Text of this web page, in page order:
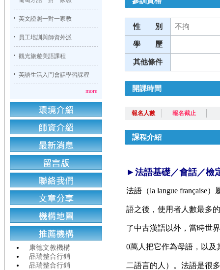
英文證照一對一家教
員工培訓與師資外派
觀光旅遊美語課程
英語生活入門會話學習課程
more
康德文教機構
品瑞整合行銷
品瑞整合行銷
性 別 不拘
學 歷
其他條件
開課時間
報名人數 報名截止
課程介紹
►法語基礎／會話／檢
法語（la langue française
語之後，使用者人數最多
了中古漢語以外，當時世
0萬人把它作為母語，以及
二語言的人）。法語是很